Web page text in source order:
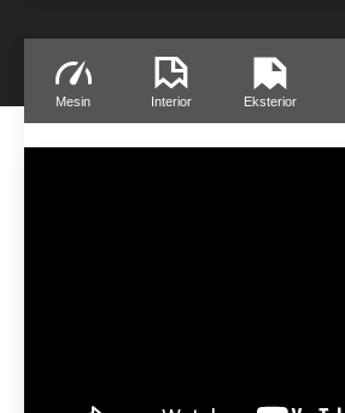
IDR Rp 407.000.000
Mesin Interior Eksterior